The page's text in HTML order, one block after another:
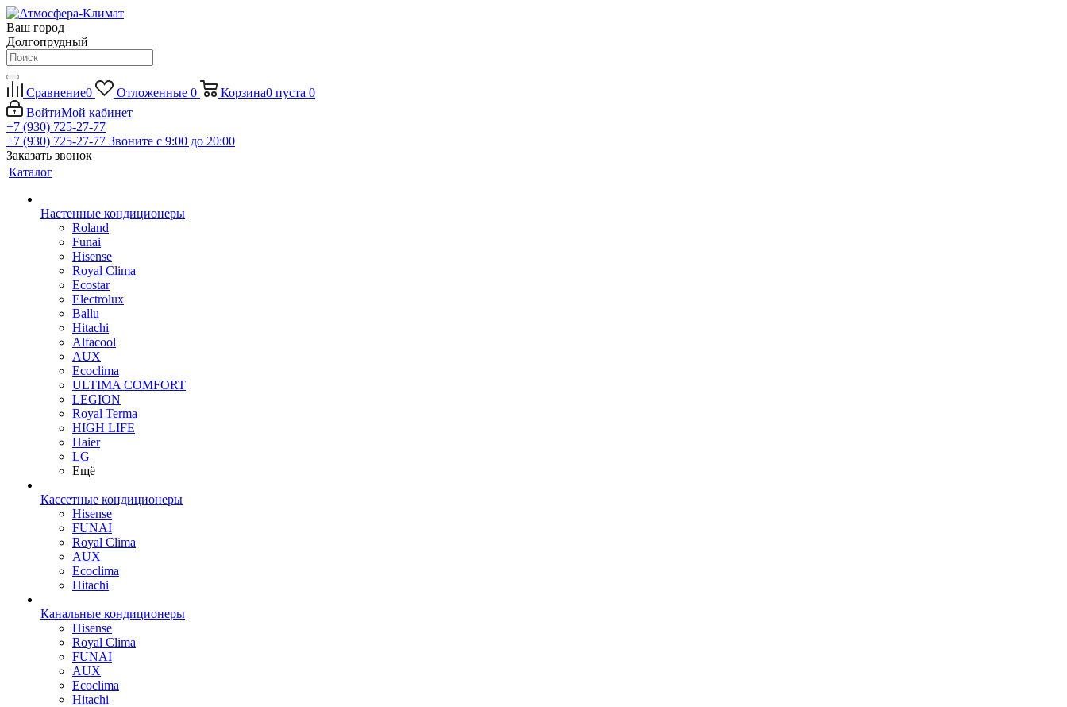
Ваш город
Долгопрудный
Сравнение0 Отложенные 0 Корзина0 пуста 0
ВойтиМой кабинет
+7 (930) 725-27-77
+7 (930) 725-27-77 Звоните с 9:00 до 20:00
Заказать звонок
Каталог
Настенные кондиционеры
Roland
Funai
Hisense
Royal Clima
Ecostar
Electrolux
Ballu
Hitachi
Alfacool
AUX
Ecoclima
ULTIMA COMFORT
LEGION
Royal Terma
HIGH LIFE
Haier
LG
Ещё
Кассетные кондиционеры
Hisense
FUNAI
Royal Clima
AUX
Ecoclima
Hitachi
Канальные кондиционеры
Hisense
Royal Clima
FUNAI
AUX
Ecoclima
Hitachi